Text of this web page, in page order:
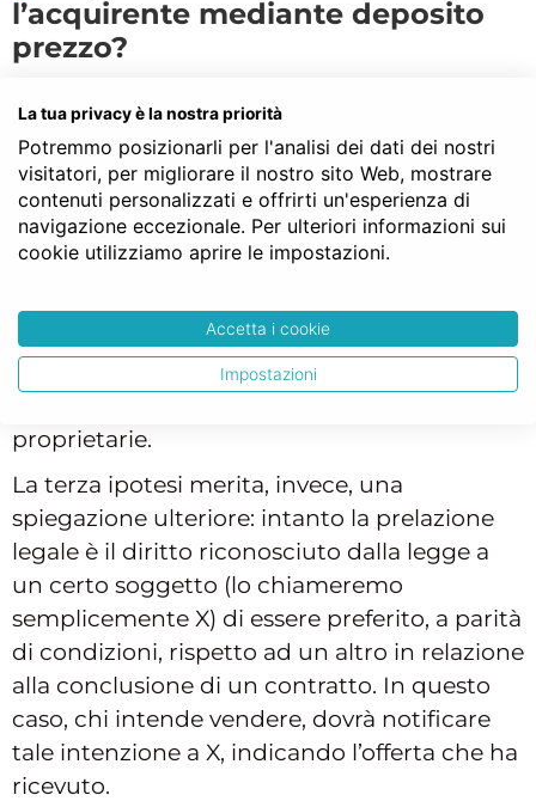
l’acquirente mediante deposito
prezzo?
un'ipoteca gravante sul bene immobile, che
esso sia ancora occupato dal venditore o che
esista una prelazione legale a favore di un
soggetto terzo.
Sulle prime due diremo semplicemente che
si può stabilire, in atto, che il prezzo sarà
pagato solo a seguito di cancellazione di
ipoteca o di materiale consegna della casa
proprietarie.
La terza ipotesi merita, invece, una
spiegazione ulteriore: intanto la prelazione
legale è il diritto riconosciuto dalla legge a
un certo soggetto (lo chiameremo
semplicemente X) di essere preferito, a parità
di condizioni, rispetto ad un altro in relazione
alla conclusione di un contratto. In questo
caso, chi intende vendere, dovrà notificare
tale intenzione a X, indicando l’offerta che ha
ricevuto.
La tua privacy è la nostra priorità
Potremmo posizionarli per l'analisi dei dati dei nostri
visitatori, per migliorare il nostro sito Web, mostrare
contenuti personalizzati e offrirti un'esperienza di
navigazione eccezionale. Per ulteriori informazioni sui
cookie utilizziamo aprire le impostazioni.
Accetta i cookie
Impostazioni